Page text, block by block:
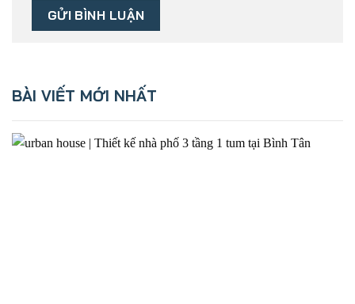
BÀI VIẾT MỚI NHẤT